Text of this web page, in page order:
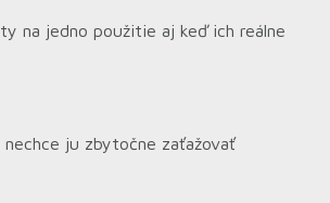
na jedno použitie aj keď ich reálne
ju zbytočne zaťažovať